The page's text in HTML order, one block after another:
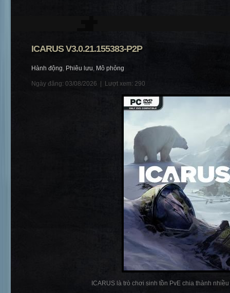
ICARUS V3.0.21.155383-P2P
Hành động, Phiêu lưu, Mô phỏng
Ngày đăng: 03/08/2026 | Lượt xem: 290
ICARUS là trò chơi sinh tồn PvE chia thành